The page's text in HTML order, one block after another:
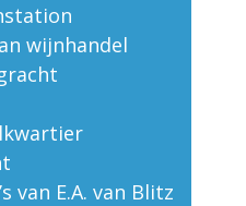
wijnhandel
van E.A. van Blitz